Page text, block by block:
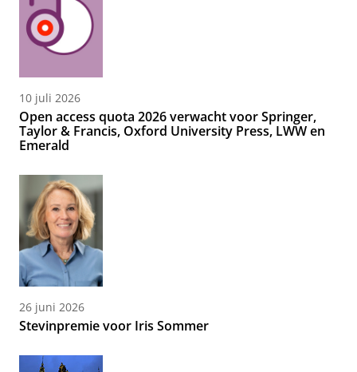
10 juli 2026
Open access quota 2026 verwacht voor Springer,
Taylor & Francis, Oxford University Press, LWW en
Emerald
26 juni 2026
Stevinpremie voor Iris Sommer